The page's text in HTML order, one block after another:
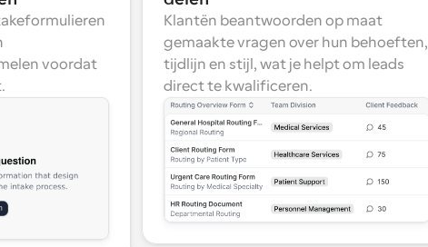
voordat
Klantën beantwoorden op maat
gemaakte vragen over hun behoeften,
tijdlijn en stijl, wat je helpt om leads
direct te kwalificeren.